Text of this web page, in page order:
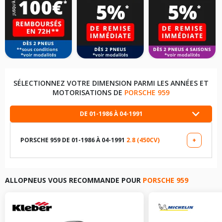
SÉLECTIONNEZ VOTRE DIMENSION PARMI LES ANNÉES ET
MOTORISATIONS DE PORSCHE 959
DE 01-1986 À 04-1991
PORSCHE 959 DE 01-1986 À 04-1991 2.8 (450CV)
+
ALLOPNEUS VOUS RECOMMANDE POUR PORSCHE 959